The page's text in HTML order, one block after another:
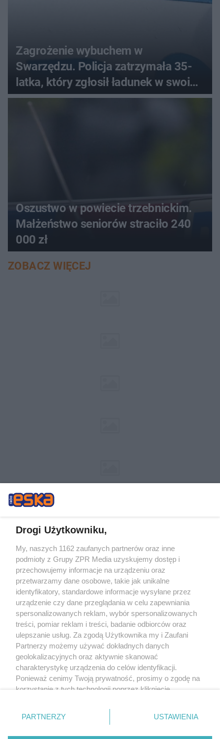
Zagrożenie wybuchem w
Swarzędzu. Policja zatrzymała 35-
latka, który zgłosił ładunek w swoim
aucie
Oszustwo w powiecie trzebnickim.
Małżeństwo seniorów straciło 240
000 zł
ZOBACZ WIĘCEJ
Żaden utwór zamieszczony w serwisie nie może być powielany i
rozpowszechniany lub dalej rozpowszechniany w jakikolwiek sposób (w
tym także elektroniczny lub mechaniczny) na jakimkolwiek polu
eksploatacji w jakiejkolwiek formie, włącznie z umieszczaniem w Internecie
bez pisemnej zgody właściciela praw. Jakiekolwiek użycie lub
wykorzystanie utworów w całości lub w części z naruszeniem prawa, tzn.
bez właściwej zgody, jest zabronione pod groźbą kary i może być ścigane
prawnie.
O nas
Drogi Użytkowniku,
My, naszych 1162 zaufanych partnerów oraz inne
podmioty z Grupy ZPR Media uzyskujemy dostęp i
przechowujemy informacje na urządzeniu oraz
przetwarzamy dane osobowe, takie jak unikalne
identyfikatory, standardowe informacje wysyłane przez
urządzenie czy dane przeglądania w celu zapewniania
spersonalizowanych reklam, wybór spersonalizowanych
treści, pomiar reklam i treści, badanie odbiorców oraz
ulepszanie usług. Za zgodą Użytkownika my i Zaufani
Partnerzy możemy używać dokładnych danych
geolokalizacyjnych oraz aktywnie skanować
charakterystykę urządzenia do celów identyfikacji.
Ponieważ cenimy Twoją prywatność, prosimy o zgodę na
korzystanie z tych technologii poprzez kliknięcie
zmienić/wycofać klikając przycisk ustawień prywatności
znajdujący się w lewym dolnym rogu strony
rodzaje przetwarzania danych nie wymagają zgody
PARTNERZY USTAWIENIA